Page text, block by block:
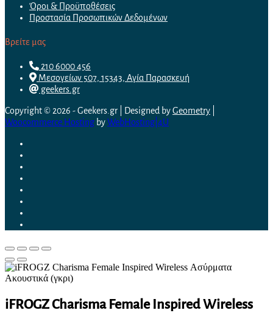
Όροι & Προϋποθέσεις
Προστασία Προσωπικών Δεδομένων
Βρείτε μας
210 6000 456
Μεσογείων 507, 15343, Αγία Παρασκευή
geekers.gr
Copyright © 2026 - Geekers.gr | Designed byGeometry
Woocommerce Hosting byWebHosting|4U
iFROGZ Charisma Female Inspired Wireless